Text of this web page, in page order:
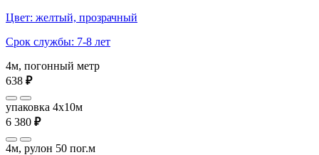
Цвет: желтый, прозрачный
Срок службы: 7-8 лет
4м, погонный метр
638 ₽
упаковка 4x10м
6 380 ₽
4м, рулон 50 пог.м